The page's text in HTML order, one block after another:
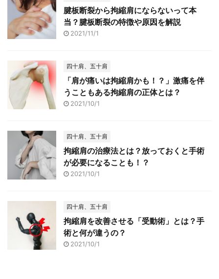
腱板断裂から拘縮肩にならないって本
当？腱板断裂の特徴や原因を解説
2021/11/1
四十肩、五十肩
「肩が痛いは拘縮肩かも！？」激痛を伴
うこともある拘縮肩の正体とは？
2021/10/1
四十肩、五十肩
拘縮肩の治療法とは？放っておくと手術
が必要になることも！？
2021/10/1
四十肩、五十肩
拘縮肩を改善させる「受動術」とは？手
術と何が違うの？
2021/10/1